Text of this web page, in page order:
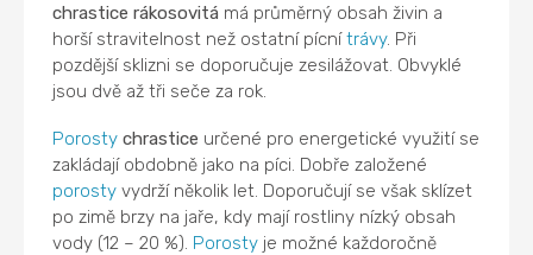
chrastice rákosovitá má průměrný obsah živin a
horší stravitelnost než ostatní pícnítrávy. Při
pozdější sklizni se doporučuje zesilážovat. Obvyklé
jsou dvě až tři seče za rok.
Porosty chrastice určené pro energetické využití se
zakládají obdobně jako na píci. Dobře založené
porosty vydrží několik let. Doporučují se však sklízet
po zimě brzy na jaře, kdy mají rostliny nízký obsah
vody (12 – 20 %). Porosty je možné každoročně